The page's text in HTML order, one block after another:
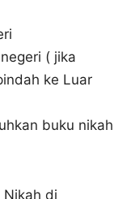
( jika
ke Luar
buku nikah
Nikah di